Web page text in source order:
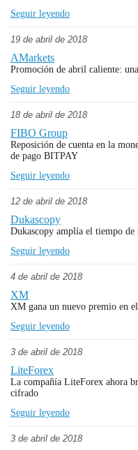
Seguir leyendo
19 de abril de 2018
AMarkets
Promoción de abril caliente:
Seguir leyendo
18 de abril de 2018
FIBO Group
Reposición de cuenta en la
de pago BITPAY
Seguir leyendo
12 de abril de 2018
Dukascopy
Dukascopy amplía el tiempo
Seguir leyendo
4 de abril de 2018
XM
XM gana un nuevo premio en
Seguir leyendo
3 de abril de 2018
LiteForex
La compañía LiteForex ahora
cifrado
Seguir leyendo
3 de abril de 2018